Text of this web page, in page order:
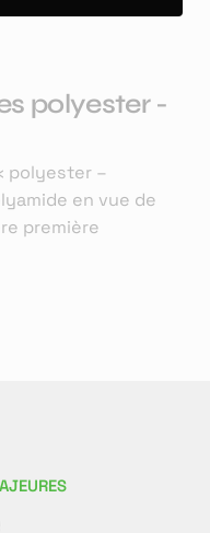
polyester -
polyester –
en vue de
première